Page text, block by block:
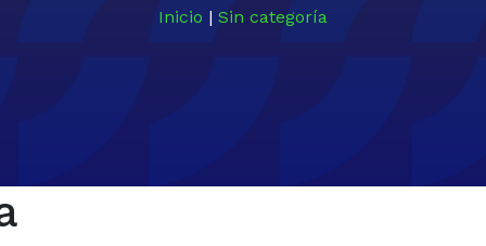
Inicio | Sin categoría